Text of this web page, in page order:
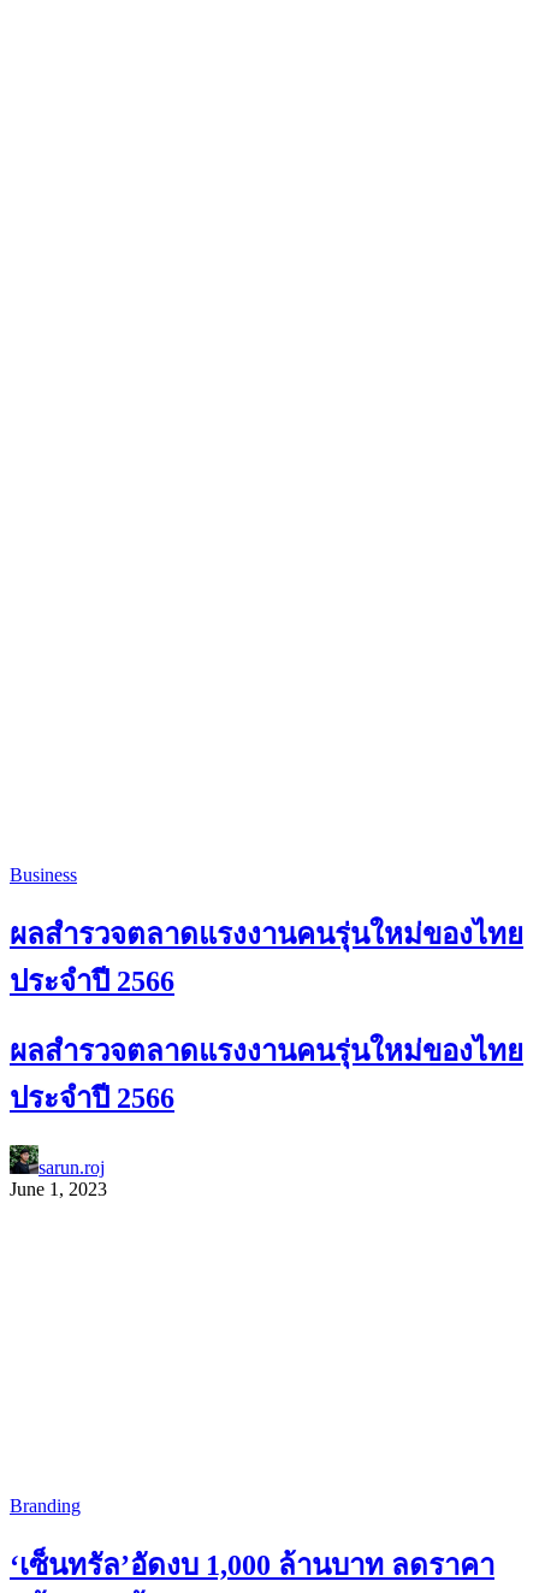
Business
ผลสำรวจตลาดแรงงานคนรุ่นใหม่ของไทย
ประจำปี 2566
ผลสำรวจตลาดแรงงานคนรุ่นใหม่ของไทย
ประจำปี 2566
sarun.roj
June 1, 2023
Branding
‘เซ็นทรัล’อัดงบ 1,000 ล้านบาท ลดราคา